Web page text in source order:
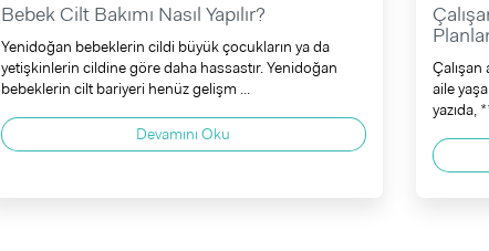
Bebek Cilt Bakımı Nasıl Yapılır?
Yenidoğan bebeklerin cildi büyük çocukların ya da
yetişkinlerin cildine göre daha hassastır. Yenidoğan
bebeklerin cilt bariyeri henüz gelişm ...
Devamını Oku
aile
yazıda,